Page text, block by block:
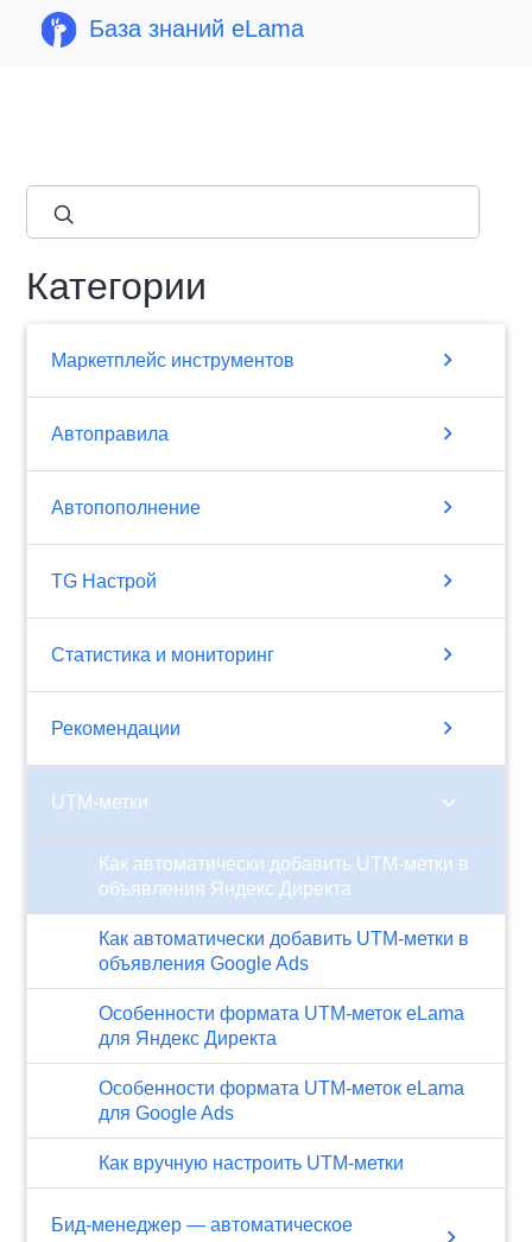
База знаний eLama
Категории
Маркетплейс инструментов chevron_right
Автоправила chevron_right
Автопополнение chevron_right
TG Настрой chevron_right
Статистика и мониторинг chevron_right
Рекомендации chevron_right
UTM-метки chevron_right
Как автоматически добавить UTM-метки в
объявления Яндекс Директа
Как автоматически добавить UTM-метки в
объявления Google Ads
Особенности формата UTM-меток eLama
для Яндекс Директа
Особенности формата UTM-меток eLama
для Google Ads
Как вручную настроить UTM-метки
Бид-менеджер — автоматическое
chevron_right